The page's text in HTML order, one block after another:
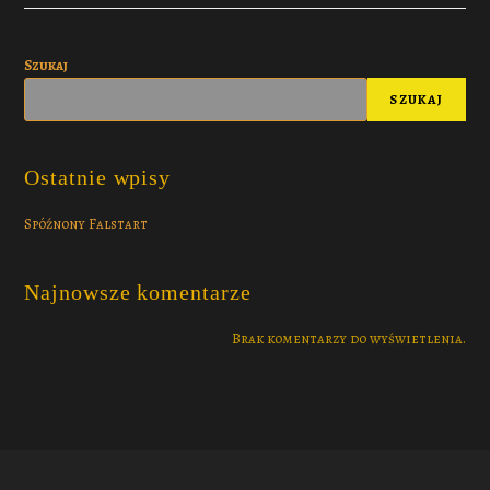
Szukaj
SZUKAJ
Ostatnie wpisy
Spóźnony Falstart
Najnowsze komentarze
Brak komentarzy do wyświetlenia.